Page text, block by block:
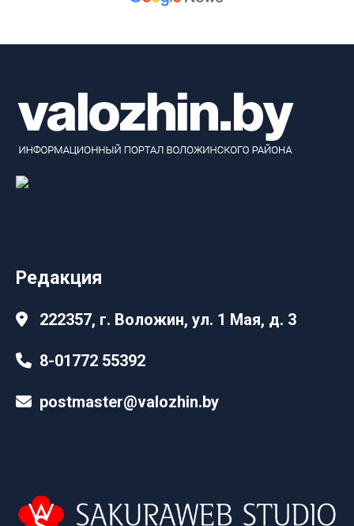
Редакция
222357, г. Воложин, ул. 1 Мая, д. 3
8-01772 55392
postmaster@valozhin.by